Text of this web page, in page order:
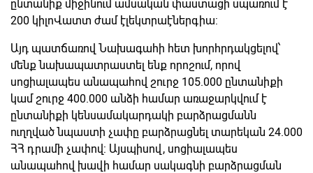
ընտանիք միջինում ամսական փաստացի սպառում է
200 կիլոՎատտ ժամ էլեկտրաէներգիա:
Այդ պատճառով Նախագահի հետ խորհրդակցելով՝
մենք նախապատրաստել ենք որոշում, որով
սոցիալապես անապահով շուրջ 105.000 ընտանիքի
կամ շուրջ 400.000 անձի համար առաջարկվում է
ընտանիքի կենսամակարդակի բարձրացմանն
ուղղված նպաստի չափը բարձրացնել տարեկան 24.000
ՀՀ դրամի չափով: Այսպիսով, սոցիալապես
անապահով խավի համար սակագնի բարձրացման